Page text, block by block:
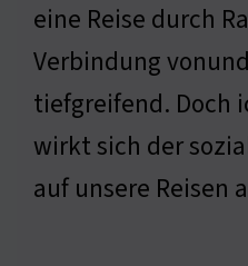
eine Reise durch
Verbindung
tiefgreifend. Doch
wirkt sich der
auf unsere Reisen